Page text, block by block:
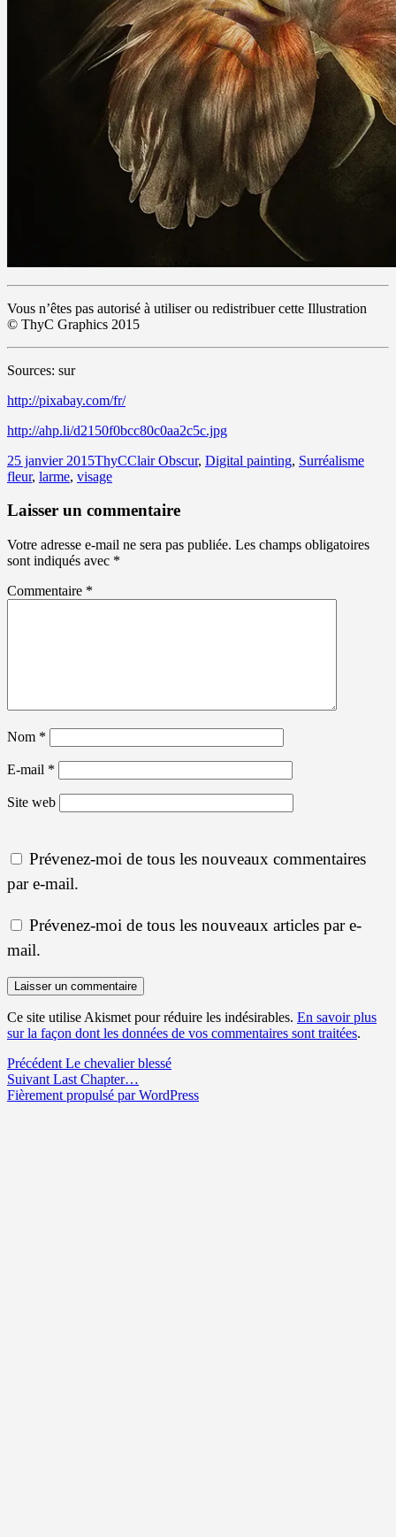
Vous n’êtes pas autorisé à utiliser ou redistribuer cette Illustration
© ThyC Graphics 2015
Sources: sur
http://pixabay.com/fr/
http://ahp.li/d2150f0bcc80c0aa2c5c.jpg
Publié
le
25 janvier 2015Auteur
ThyCCatégories
Clair Obscur, Digital painting, SurréalismeMots-
fleur, larme, visage
Laisser un commentaire
Votre adresse e-mail ne sera pas publiée. Les champs obligatoires
sont indiqués avec *
Commentaire *
Nom *
E-mail *
Site web
Prévenez-moi de tous les nouveaux commentaires
par e-mail.
Prévenez-moi de tous les nouveaux articles par e-
mail.
Ce site utilise Akismet pour réduire les indésirables. En savoir plus
sur la façon dont les données de vos commentaires sont traitées.
Navigation
de
Précédent Article
précédent :
Le chevalier blessé
Suivant Article
suivant :
Last Chapter…
Fièrement propulsé par WordPress